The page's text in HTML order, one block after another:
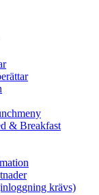
& Breakfast
krävs)